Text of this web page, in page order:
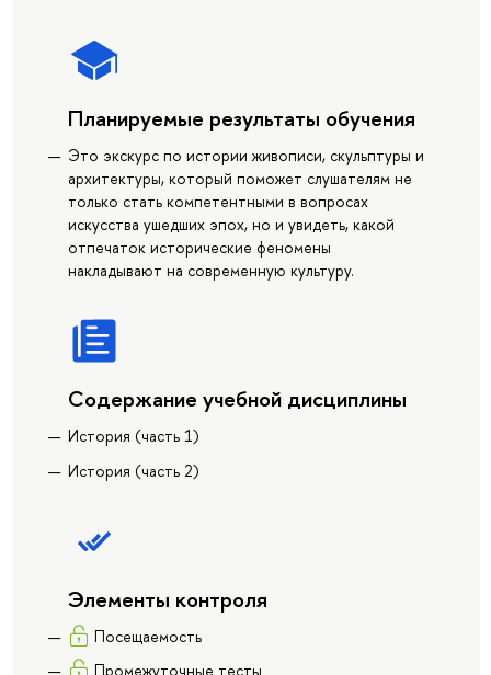
Планируемые результаты обучения
Это экскурс по истории живописи, скульптуры и
архитектуры, который поможет слушателям не
только стать компетентными в вопросах
искусства ушедших эпох, но и увидеть, какой
отпечаток исторические феномены
накладывают на современную культуру.
Содержание учебной дисциплины
История (часть 1)
История (часть 2)
Элементы контроля
Посещаемость
Промежуточные тесты